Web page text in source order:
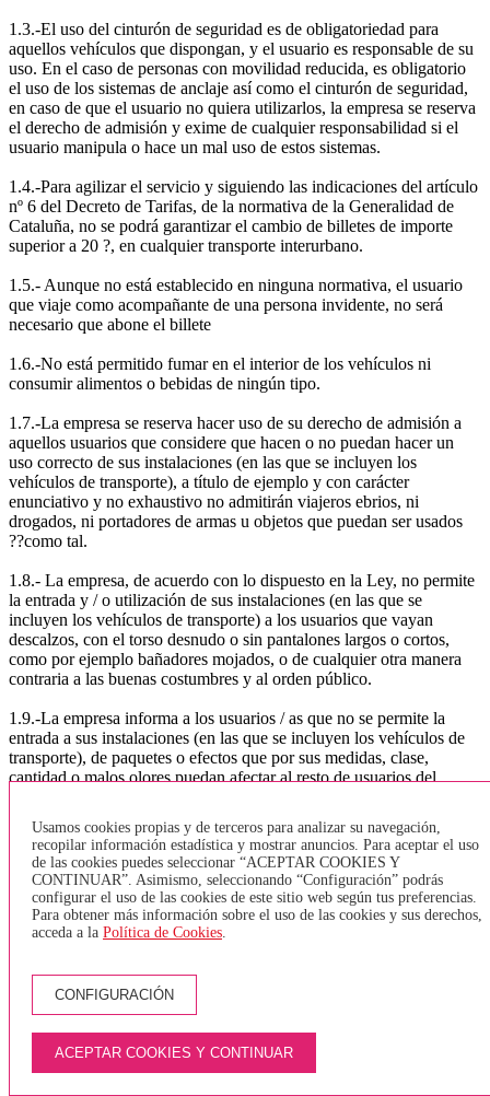
1.3.-El uso del cinturón de seguridad es de obligatoriedad para
aquellos vehículos que dispongan, y el usuario es responsable de su
uso. En el caso de personas con movilidad reducida, es obligatorio
el uso de los sistemas de anclaje así como el cinturón de seguridad,
en caso de que el usuario no quiera utilizarlos, la empresa se reserva
el derecho de admisión y exime de cualquier responsabilidad si el
usuario manipula o hace un mal uso de estos sistemas.
1.4.-Para agilizar el servicio y siguiendo las indicaciones del artículo
nº 6 del Decreto de Tarifas, de la normativa de la Generalidad de
Cataluña, no se podrá garantizar el cambio de billetes de importe
superior a 20 ?, en cualquier transporte interurbano.
1.5.- Aunque no está establecido en ninguna normativa, el usuario
que viaje como acompañante de una persona invidente, no será
necesario que abone el billete
1.6.-No está permitido fumar en el interior de los vehículos ni
consumir alimentos o bebidas de ningún tipo.
1.7.-La empresa se reserva hacer uso de su derecho de admisión a
aquellos usuarios que considere que hacen o no puedan hacer un
uso correcto de sus instalaciones (en las que se incluyen los
vehículos de transporte), a título de ejemplo y con carácter
enunciativo y no exhaustivo no admitirán viajeros ebrios, ni
drogados, ni portadores de armas u objetos que puedan ser usados
??como tal.
1.8.- La empresa, de acuerdo con lo dispuesto en la Ley, no permite
la entrada y / o utilización de sus instalaciones (en las que se
incluyen los vehículos de transporte) a los usuarios que vayan
descalzos, con el torso desnudo o sin pantalones largos o cortos,
como por ejemplo bañadores mojados, o de cualquier otra manera
contraria a las buenas costumbres y al orden público.
1.9.-La empresa informa a los usuarios / as que no se permite la
entrada a sus instalaciones (en las que se incluyen los vehículos de
transporte), de paquetes o efectos que por sus medidas, clase,
cantidad o malos olores puedan afectar al resto de usuarios del
1.10.-La empresa no permite la entrada de animales dentro de los
vehículos, a excepción de los perros guía para invidentes. Sólo se
permitirá la entrada de animales, dentro de la bodega del vehículo y
mediante el uso de transportines homologados.
De acuerdo con la Orden TES / 376/2014, que hace referencia a la
normativa sobre el transporte de bicicletas. y según lo regular el
artículo 8, la normativa a seguir por la empresa TEISA será:
TRANSPORTE URBANO GIRONA, BANYOLES, LÍNEA
DEL TAV o VEHÍCULOS SIN BODEGA - Sólo se aceptarán
bicicletas plegables y que estén juntas. No está permitido entrar
Usamos cookies propias y de terceros para analizar su navegación,
recopilar información estadística y mostrar anuncios. Para aceptar el uso
de las cookies puedes seleccionar “ACEPTAR COOKIES Y
CONTINUAR”. Asimismo, seleccionando “Configuración” podrás
configurar el uso de las cookies de este sitio web según tus preferencias.
Para obtener más información sobre el uso de las cookies y sus derechos,
acceda a la Política de Cookies.
CONFIGURACIÓN
ACEPTAR COOKIES Y CONTINUAR